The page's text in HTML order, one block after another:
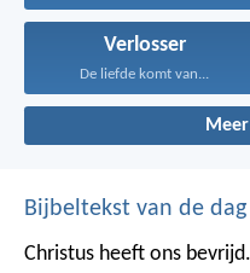
Verlosser
De liefde komt van...
Bijbeltekst van de dag
Christus heeft ons